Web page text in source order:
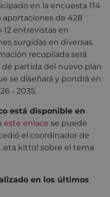
en la encuesta 114
aportaciones de 428
12 entrevistas en
surgidas en diversas
recopilada será
partida del nuevo plan
se diseñará y pondrá en
- 2035.
está disponible en
este enlace se puede
el coordinador de
kitto! sobre el tema
en los últimos